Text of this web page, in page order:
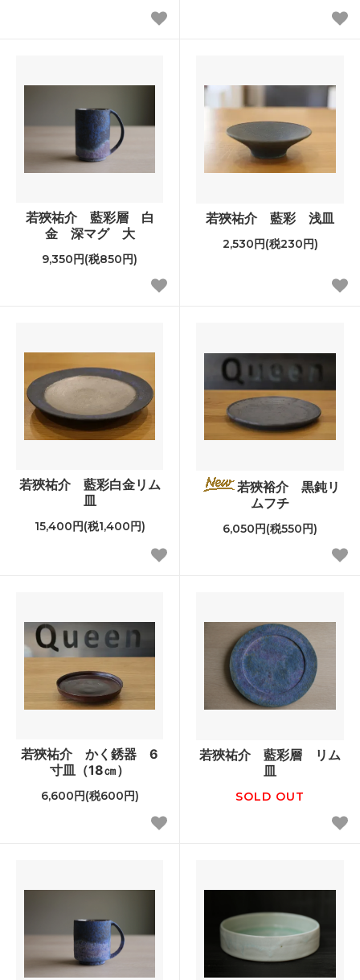
若狹祐介 藍彩層 白
金 深マグ 大
9,350円(税850円)
若狹祐介 藍彩 浅皿
2,530円(税230円)
若狹祐介 藍彩白金リム
皿
15,400円(税1,400円)
若狹裕介 黒鈍リ
ムフチ
6,050円(税550円)
若狹祐介 かく銹器 6
寸皿（18㎝）
6,600円(税600円)
若狹祐介 藍彩層 リム
皿
SOLD OUT